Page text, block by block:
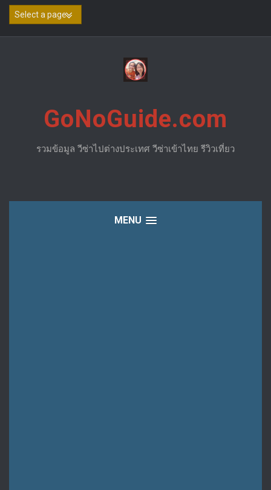
Skip
GoNoGuide.com
รวมข้อมูล วีซ่าไปต่างประเทศ วีซ่าเข้าไทย รีวิวเที่ยว
MENU